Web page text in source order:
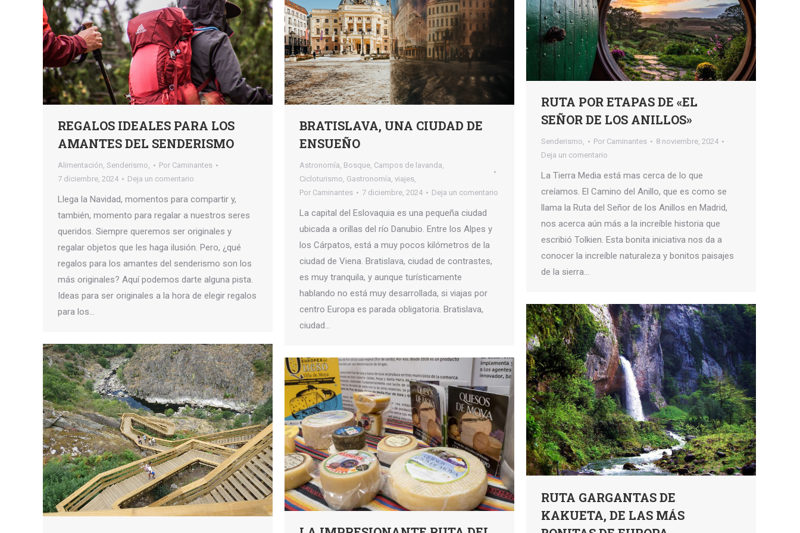
REGALOS IDEALES PARA LOS
AMANTES DEL SENDERISMO
Alimentación, Senderismo, Por Caminantes
7 diciembre, 2024
Deja un comentario
Llega la Navidad, momentos para compartir y,
también, momento para regalar a nuestros seres
queridos. Siempre queremos ser originales y
regalar objetos que les haga ilusión. Pero, ¿qué
regalos para los amantes del senderismo son los
más originales? Aquí podemos darte alguna pista.
Ideas para ser originales a la hora de elegir regalos
para los…
BRATISLAVA, UNA CIUDAD DE
ENSUEÑO
Astronomía, Bosque, Campos de lavanda,
Cicloturismo, Gastronomía, viajes,
Por Caminantes 7 diciembre, 2024 Deja un comentario
La capital del Eslovaquia es una pequeña ciudad
ubicada a orillas del río Danubio. Entre los Alpes y
los Cárpatos, está a muy pocos kilómetros de la
ciudad de Viena. Bratislava, ciudad de contrastes,
es muy tranquila, y aunque turísticamente
hablando no está muy desarrollada, si viajas por
centro Europa es parada obligatoria. Bratislava,
ciudad…
RUTA POR ETAPAS DE «EL
SEÑOR DE LOS ANILLOS»
Senderismo, Por Caminantes
8 noviembre, 2024
Deja un comentario
La Tierra Media está mas cerca de lo que
creíamos. El Camino del Anillo, que es como se
llama la Ruta del Señor de los Anillos en Madrid,
nos acerca aún más a la increíble historia que
escribió Tolkien. Esta bonita iniciativa nos da a
conocer la increíble naturaleza y bonitos paisajes
de la sierra…
RUTA GARGANTAS DE
KAKUETA, DE LAS MÁS